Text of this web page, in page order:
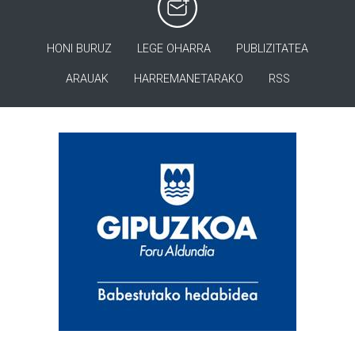
HONI BURUZ LEGE OHARRA PUBLIZITATEA
ARAUAK HARREMANETARAKO RSS